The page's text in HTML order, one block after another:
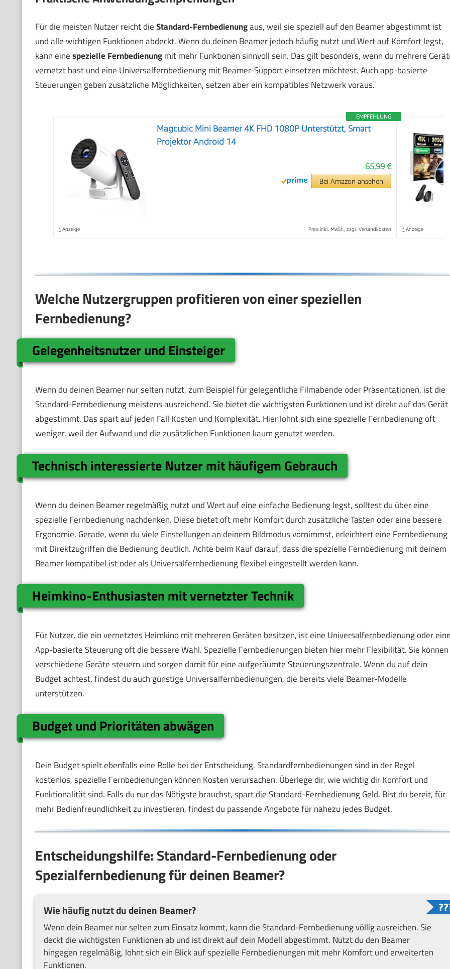
Für die meisten Nutzer reicht dieStandard-Fernbedienungaus, weil sie speziell auf den Beamer abgestimmt ist
und alle wichtigen Funktionen abdeckt. Wenn du deinen Beamer jedoch häufig nutzt und Wert auf Komfort legst,
kann einespezielle Fernbedienungmit mehr Funktionen sinnvoll sein. Das gilt besonders, wenn du mehrere
vernetzt hast und eine Universalfernbedienung mit Beamer-Support einsetzen möchtest. Auch app-basierte
Steuerungen geben zusätzliche Möglichkeiten, setzen aber ein kompatibles Netzwerk voraus.
EMPFEHLUNG
Magcubic Mini Beamer 4K FHD 1080P Unterstützt, Smart
Projektor Android 14
65,99 €
Bei Amazon ansehen
* Anzeige Preis inkl. MwSt., zzgl. Versandkosten * Anzeige
❯
Welche Nutzergruppen profitieren von einer speziellen
Fernbedienung?
Gelegenheitsnutzer und Einsteiger
Wenn du deinen Beamer nur selten nutzt, zum Beispiel für gelegentliche Filmabende oder Präsentationen, ist die
Standard-Fernbedienung meistens ausreichend. Sie bietet die wichtigsten Funktionen und ist direkt auf das Gerät
abgestimmt. Das spart auf jeden Fall Kosten und Komplexität. Hier lohnt sich eine spezielle Fernbedienung oft
weniger, weil der Aufwand und die zusätzlichen Funktionen kaum genutzt werden.
Technisch interessierte Nutzer mit häufigem Gebrauch
Wenn du deinen Beamer regelmäßig nutzt und Wert auf eine einfache Bedienung legst, solltest du über eine
spezielle Fernbedienung nachdenken. Diese bietet oft mehr Komfort durch zusätzliche Tasten oder eine bessere
Ergonomie. Gerade, wenn du viele Einstellungen an deinem Bildmodus vornimmst, erleichtert eine Fernbedienung
mit Direktzugriffen die Bedienung deutlich. Achte beim Kauf darauf, dass die spezielle Fernbedienung mit deinem
Beamer kompatibel ist oder als Universalfernbedienung flexibel eingestellt werden kann.
Heimkino-Enthusiasten mit vernetzter Technik
Für Nutzer, die ein vernetztes Heimkino mit mehreren Geräten besitzen, ist eine Universalfernbedienung oder
App-basierte Steuerung oft die bessere Wahl. Spezielle Fernbedienungen bieten hier mehr Flexibilität. Sie können
verschiedene Geräte steuern und sorgen damit für eine aufgeräumte Steuerungszentrale. Wenn du auf dein
Budget achtest, findest du auch günstige Universalfernbedienungen, die bereits viele Beamer-Modelle
unterstützen.
Budget und Prioritäten abwägen
Dein Budget spielt ebenfalls eine Rolle bei der Entscheidung. Standardfernbedienungen sind in der Regel
kostenlos, spezielle Fernbedienungen können Kosten verursachen. Überlege dir, wie wichtig dir Komfort und
Funktionalität sind. Falls du nur das Nötigste brauchst, spart die Standard-Fernbedienung Geld. Bist du bereit, für
mehr Bedienfreundlichkeit zu investieren, findest du passende Angebote für nahezu jedes Budget.
Entscheidungshilfe: Standard-Fernbedienung oder
Spezialfernbedienung für deinen Beamer?
Wie häufig nutzt du deinen Beamer?
Wenn dein Beamer nur selten zum Einsatz kommt, kann die Standard-Fernbedienung völlig ausreichen. Sie
deckt die wichtigsten Funktionen ab und ist direkt auf dein Modell abgestimmt. Nutzt du den Beamer
hingegen regelmäßig, lohnt sich ein Blick auf spezielle Fernbedienungen mit mehr Komfort und erweiterten
Funktionen.